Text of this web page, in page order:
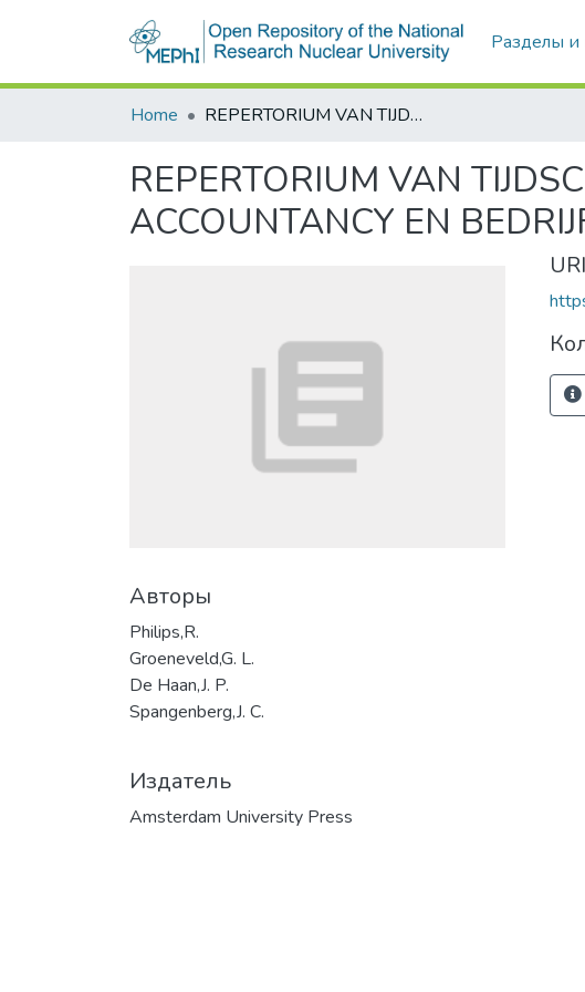
Разделы и
Home REPERTORIUM VAN TIJDSCHRIFT LITERATUUR OP HET GEBIED VAN ACCOUNTANCY EN BEDRIJFSHUISHOUDKUNDE
REPERTORIUM VAN
ACCOUNTANCY EN
Авторы
Philips,R.
Groeneveld,G. L.
De Haan,J. P.
Spangenberg,J. C.
Издатель
Amsterdam University Press
URI